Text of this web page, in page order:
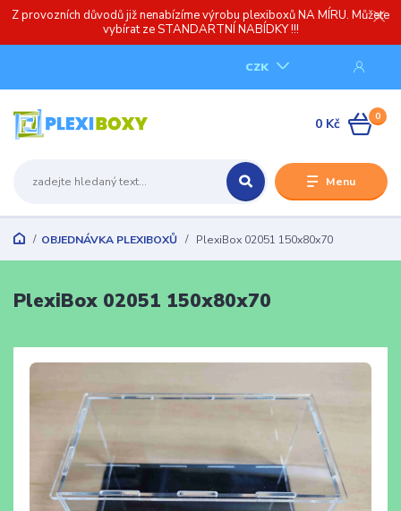
Z provozních důvodů již nenabízíme výrobu plexiboxů NA MÍRU. Můžete
vybírat ze STANDARTNÍ NABÍDKY !!!
Menu
CZK
0
0 Kč
OBJEDNÁVKA PLEXIBOXŮ PlexiBox 02051 150x80x70
PlexiBox 02051 150x80x70